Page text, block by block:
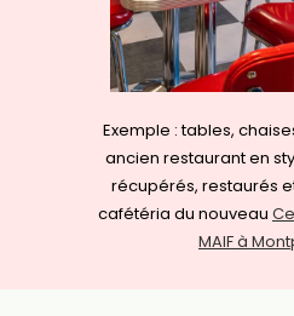
Exemple : tables,
ancien restaurant en
récupérés, restaurés
cafétéria du nouveau
MAIF à